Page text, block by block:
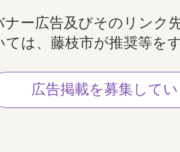
ナー広告及びそのリンク
ては、藤枝市が推奨等を
広告掲載を募集して